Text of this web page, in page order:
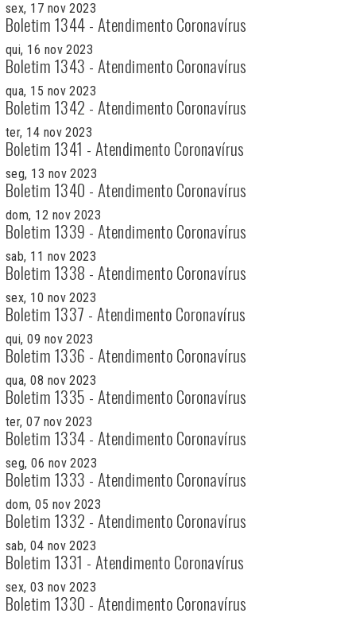
sex, 17 nov 2023
Boletim 1344 - Atendimento Coronavírus
qui, 16 nov 2023
Boletim 1343 - Atendimento Coronavírus
qua, 15 nov 2023
Boletim 1342 - Atendimento Coronavírus
ter, 14 nov 2023
Boletim 1341 - Atendimento Coronavírus
seg, 13 nov 2023
Boletim 1340 - Atendimento Coronavírus
dom, 12 nov 2023
Boletim 1339 - Atendimento Coronavírus
sab, 11 nov 2023
Boletim 1338 - Atendimento Coronavírus
sex, 10 nov 2023
Boletim 1337 - Atendimento Coronavírus
qui, 09 nov 2023
Boletim 1336 - Atendimento Coronavírus
qua, 08 nov 2023
Boletim 1335 - Atendimento Coronavírus
ter, 07 nov 2023
Boletim 1334 - Atendimento Coronavírus
seg, 06 nov 2023
Boletim 1333 - Atendimento Coronavírus
dom, 05 nov 2023
Boletim 1332 - Atendimento Coronavírus
sab, 04 nov 2023
Boletim 1331 - Atendimento Coronavírus
sex, 03 nov 2023
Boletim 1330 - Atendimento Coronavírus